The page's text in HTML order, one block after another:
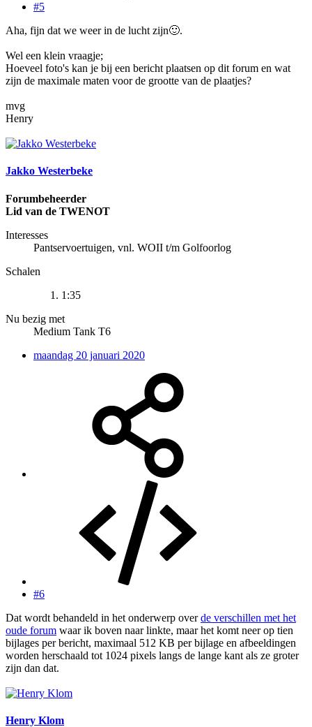
#5
Aha, fijn dat we weer in de lucht zijn🙂.
Wel een klein vraagje;
Hoeveel foto's kan je bij een bericht plaatsen op dit forum en wat
zijn de maximale maten voor de grootte van de plaatjes?
mvg
Henry
Jakko Westerbeke
Forumbeheerder
Lid van de TWENOT
Interesses
Pantservoertuigen, vnl. WOII t/m Golfoorlog
Schalen
1:35
Nu bezig met
Medium Tank T6
maandag 20 januari 2020
#6
Dat wordt behandeld in het onderwerp overde verschillen met het
oude forum waar ik boven naar linkte, maar het komt neer op tien
bijlages per bericht, maximaal 512 KB per bijlage en afbeeldingen
worden herschaald tot 1024 pixels langs de lange kant als ze groter
zijn dan dat.
Henry Klom